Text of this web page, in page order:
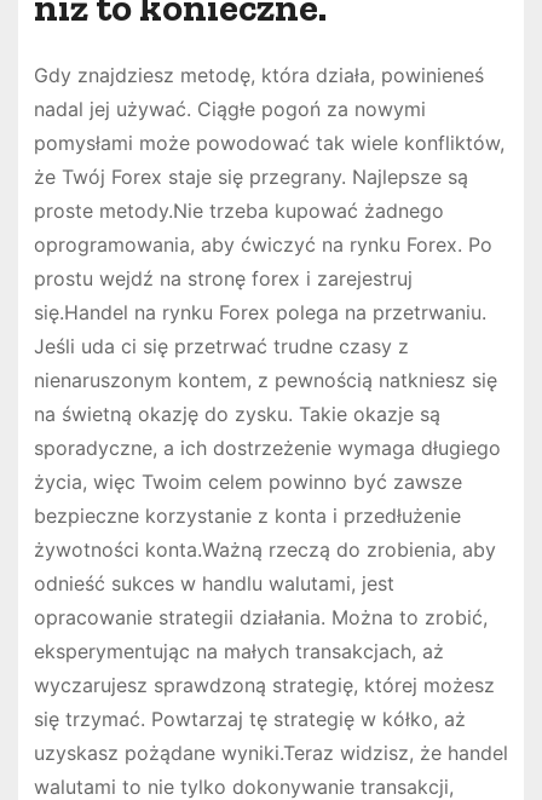
Gdy znajdziesz metodę, która działa, powinieneś
nadal jej używać. Ciągłe pogoń za nowymi
pomysłami może powodować tak wiele konfliktów,
że Twój Forex staje się przegrany. Najlepsze są
proste metody.Nie trzeba kupować żadnego
oprogramowania, aby ćwiczyć na rynku Forex. Po
prostu wejdź na stronę forex i zarejestruj
się.Handel na rynku Forex polega na przetrwaniu.
Jeśli uda ci się przetrwać trudne czasy z
nienaruszonym kontem, z pewnością natkniesz się
na świetną okazję do zysku. Takie okazje są
sporadyczne, a ich dostrzeżenie wymaga długiego
życia, więc Twoim celem powinno być zawsze
bezpieczne korzystanie z konta i przedłużenie
żywotności konta.Ważną rzeczą do zrobienia, aby
odnieść sukces w handlu walutami, jest
opracowanie strategii działania. Można to zrobić,
eksperymentując na małych transakcjach, aż
wyczarujesz sprawdzoną strategię, której możesz
się trzymać. Powtarzaj tę strategię w kółko, aż
uzyskasz pożądane wyniki.Teraz widzisz, że handel
walutami to nie tylko dokonywanie transakcji,